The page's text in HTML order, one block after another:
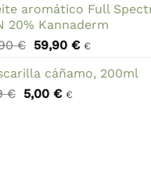
original
era:
78,95 €.
actual
es:
44,95 €.
aromático Full
20% Kannaderm
€ El
original
era:
59,90 €El
actual
€
cáñamo, 200ml
€ El
5,00 €El
€